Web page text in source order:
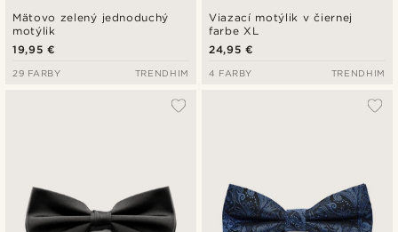
Mätovo zelený jednoduchý
motýlik
19,95 €
29 FARBY TRENDHIM
Viazací motýlik v čiernej
farbe XL
24,95 €
4 FARBY TRENDHIM